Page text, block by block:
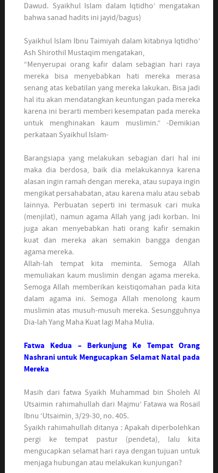
Dawud. Syaikhul Islam dalam Iqtidho’ mengatakan
bahwa sanad hadits ini jayid/bagus)
Syaikhul Islam Ibnu Taimiyah dalam kitabnya Iqtidho’
Ash Shirothil Mustaqim mengatakan,
“Menyerupai orang kafir dalam sebagian hari raya
mereka bisa menyebabkan hati mereka merasa
senang atas kebatilan yang mereka lakukan. Bisa jadi
hal itu akan mendatangkan keuntungan pada mereka
karena ini berarti memberi kesempatan pada mereka
untuk menghinakan kaum muslimin.” -Demikian
perkataan Syaikhul Islam-
Barangsiapa yang melakukan sebagian dari hal ini
maka dia berdosa, baik dia melakukannya karena
alasan ingin ramah dengan mereka, atau supaya ingin
mengikat persahabatan, atau karena malu atau sebab
lainnya. Perbuatan seperti ini termasuk cari muka
(menjilat), namun agama Allah yang jadi korban. Ini
juga akan menyebabkan hati orang kafir semakin
kuat dan mereka akan semakin bangga dengan
agama mereka.
Allah-lah tempat kita meminta. Semoga Allah
memuliakan kaum muslimin dengan agama mereka.
Semoga Allah memberikan keistiqomahan pada kita
dalam agama ini. Semoga Allah menolong kaum
muslimin atas musuh-musuh mereka. Sesungguhnya
Dia-lah Yang Maha Kuat lagi Maha Mulia.
Fatwa Kedua – Berkunjung Ke Tempat Orang
Nashrani untuk Mengucapkan Selamat Natal pada
Mereka
Masih dari fatwa Syaikh Muhammad bin Sholeh Al
Utsaimin rahimahullah dari Majmu’ Fatawa wa Rosail
Ibnu ‘Utsaimin, 3/29-30, no. 405.
Syaikh rahimahullah ditanya : Apakah diperbolehkan
pergi ke tempat pastur (pendeta), lalu kita
mengucapkan selamat hari raya dengan tujuan untuk
menjaga hubungan atau melakukan kunjungan?